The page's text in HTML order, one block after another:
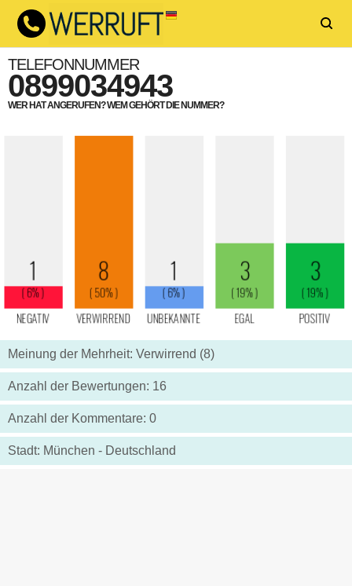
TELEFONNUMMER
0899034943
WER HAT ANGERUFEN? WEM GEHÖRT DIE NUMMER?
Meinung der Mehrheit: Verwirrend (8)
Anzahl der Bewertungen: 16
Anzahl der Kommentare: 0
Stadt: München - Deutschland